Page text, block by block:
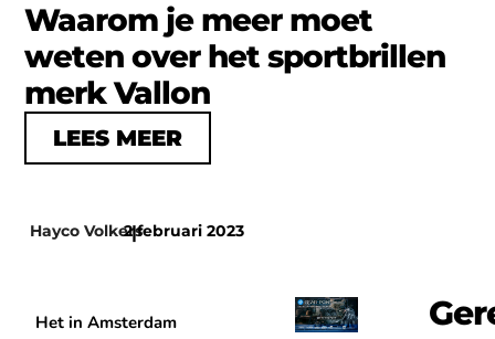
Waarom je meer moet
weten over het sportbrillen
merk Vallon
LEES MEER
Hayco Volkers
|
2 februari 2023
Het in Amsterdam